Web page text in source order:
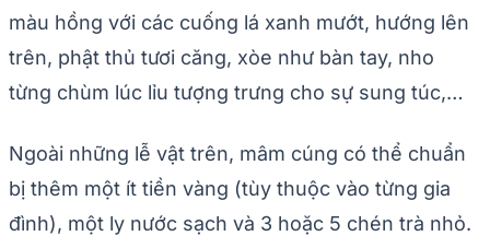
màu hồng với các cuống lá xanh mướt, hướng lên
trên, phật thủ tươi căng, xòe như bàn tay, nho
từng chùm lúc lỉu tượng trưng cho sự sung túc,…
Ngoài những lễ vật trên, mâm cúng có thể chuẩn
bị thêm một ít tiền vàng (tùy thuộc vào từng gia
đình), một ly nước sạch và 3 hoặc 5 chén trà nhỏ.